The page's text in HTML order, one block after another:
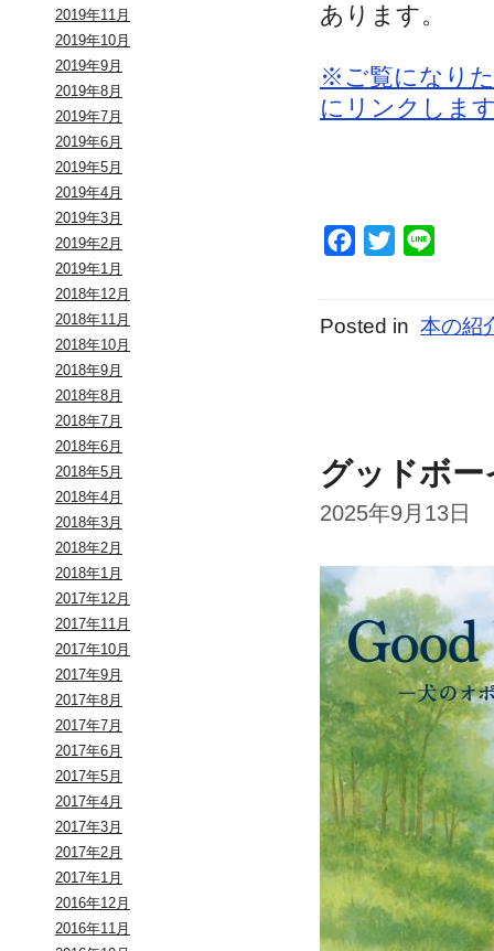
2019年11月
2019年10月
2019年9月
2019年8月
2019年7月
2019年6月
2019年5月
2019年4月
2019年3月
2019年2月
2019年1月
2018年12月
2018年11月
2018年10月
2018年9月
2018年8月
2018年7月
2018年6月
2018年5月
2018年4月
2018年3月
2018年2月
2018年1月
2017年12月
2017年11月
2017年10月
2017年9月
2017年8月
2017年7月
2017年6月
2017年5月
2017年4月
2017年3月
2017年2月
2017年1月
2016年12月
2016年11月
あります。
※ご覧になり
にリンクしま
Facebook
Twitter
Posted in 本の紹
グッドボ
2025年9月13日